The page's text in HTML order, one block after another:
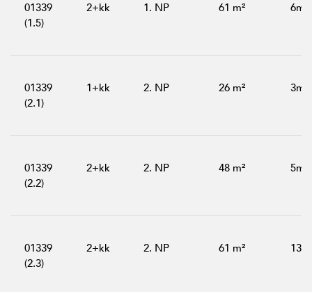
01339
(1.5)
2+kk 1. NP 61 m² 6m²
01339
(2.1)
1+kk 2. NP 26 m² 3m²
01339
(2.2)
2+kk 2. NP 48 m² 5m²
01339
(2.3)
2+kk 2. NP 61 m²